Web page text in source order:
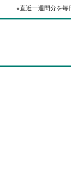
※直近一週間分を毎